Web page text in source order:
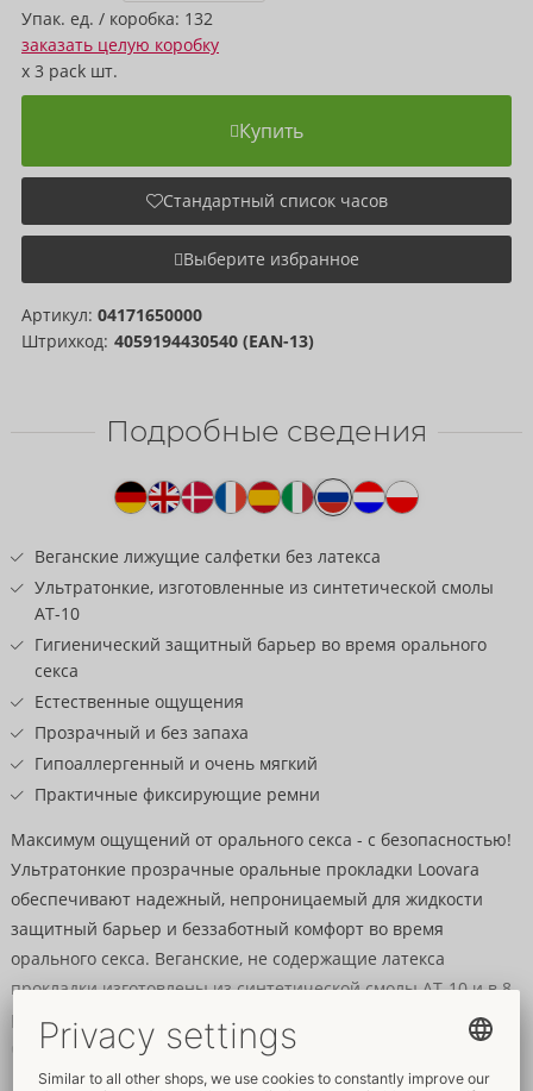
Упак. ед. / коробка: 132
заказать целую коробку
x 3 pack шт.
Купить
Стандартный список часов
Выберите избранное
Артикул: 04171650000
Штрихкод: 4059194430540 (EAN-13)
Подробные сведения
товару
Веганские лижущие салфетки без латекса
Ультратонкие, изготовленные из синтетической смолы
AT-10
Гигиенический защитный барьер во время орального
секса
Естественные ощущения
Прозрачный и без запаха
Гипоаллергенный и очень мягкий
Практичные фиксирующие ремни
Максимум ощущений от орального секса - с безопасностью!
Ультратонкие прозрачные оральные прокладки Loovara
обеспечивают надежный, непроницаемый для жидкости
защитный барьер и беззаботный комфорт во время
орального секса. Веганские, не содержащие латекса
прокладки изготовлены из синтетической смолы AT-10 и в 8
раз тоньше обычных латексных изделий. Для естественных
ощущений без ущерба для максимальной безопасности,
поскольку, будучи медицинским продуктом, они снижают